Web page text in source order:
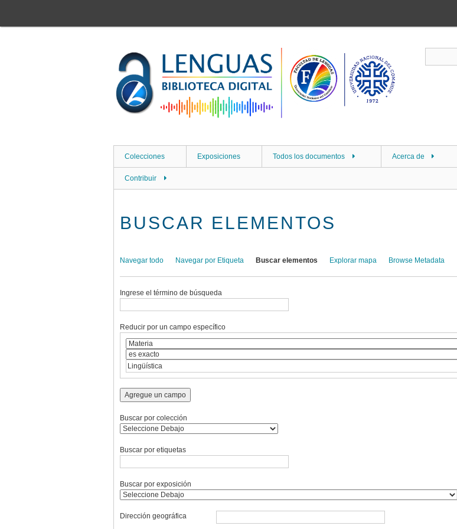
contenido
Colecciones Exposiciones Todos los documentos Acerca de
Contribuir
BUSCAR ELEMENTOS
Navegar todo Navegar por Etiqueta Buscar elementos Explorar mapa Browse Metadata
Ingrese el término de búsqueda
Reducir por un campo específico
Agregue un campo
Buscar por colección
Buscar por etiquetas
Buscar por exposición
Dirección geográfica